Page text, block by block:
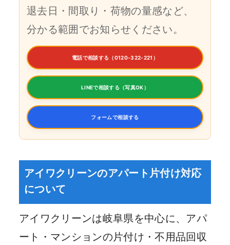
退去日・間取り・荷物の量感など、
分かる範囲でお知らせください。
電話で相談する（0120-322-221）
LINEで相談する（写真OK）
フォームで相談する
アイワクリーンのアパート片付け対応
について
アイワクリーンは岐阜県を中心に、アパ
ート・マンションの片付け・不用品回収